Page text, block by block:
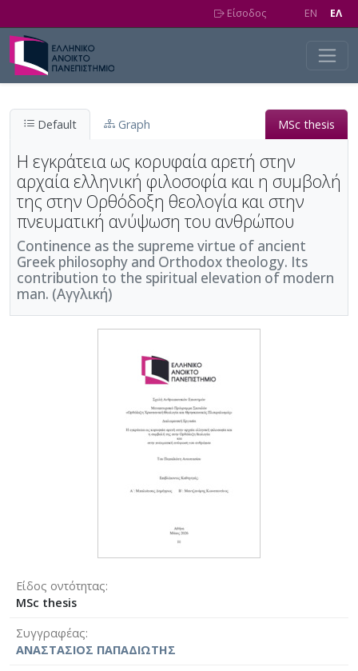
Είσοδος EN EΛ
Default Graph MSc thesis
Η εγκράτεια ως κορυφαία αρετή στην
αρχαία ελληνική φιλοσοφία και η συμβολή
της στην Ορθόδοξη θεολογία και στην
πνευματική ανύψωση του ανθρώπου
Continence as the supreme virtue of ancient
Greek philosophy and Orthodox theology. Its
contribution to the spiritual elevation of modern
man. (Αγγλική)
Είδος οντότητας
MSc thesis
Συγγραφέας
ΑΝΑΣΤΑΣΙΟΣ ΠΑΠΑΔΙΩΤΗΣ